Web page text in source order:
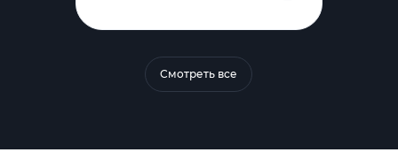
Смотреть все